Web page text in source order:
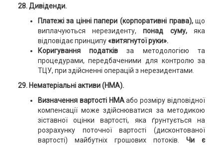
28. Дивіденди.
Платежі за цінні папери (корпоративні права),що
виплачуються нерезиденту,понад суму,яка
відповідає принципу«витягнутої руки».
Коригування податківза методологією та
процедурами, передбаченими для контролю за
ТЦУ, при здійсненні операцій з нерезидентами.
29. Нематеріальні активи (НМА).
Визначення вартості НМАабо розміру відповідної
компенсації може здійснюватися за методикою
зіставної оцінки вартості, яка ґрунтується на
розрахунку поточної вартості (дисконтованої
вартості) майбутніх грошових потоків.Чи є